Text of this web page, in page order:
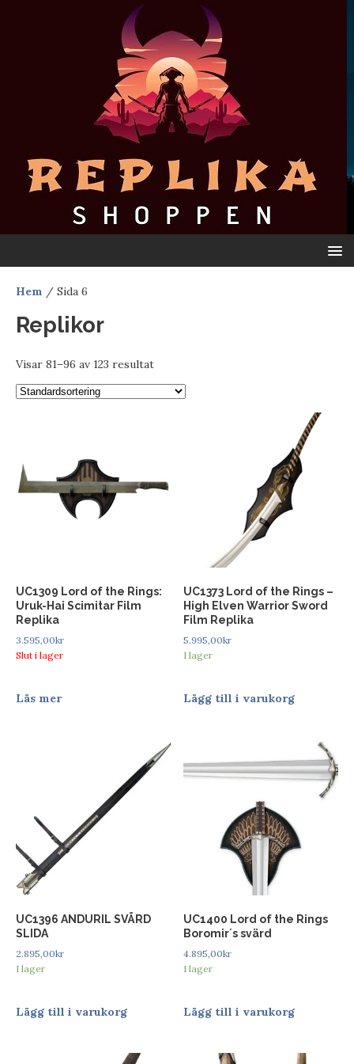
Hem / Sida 6
Replikor
Visar 81–96 av 123 resultat
UC1309 Lord of the Rings:
Uruk-Hai Scimitar Film
Replika
3.595,00kr
Slut i lager
Läs mer
UC1373 Lord of the Rings –
High Elven Warrior Sword
Film Replika
5.995,00kr
I lager
Lägg till i varukorg
UC1396 ANDURIL SVÄRD
SLIDA
2.895,00kr
I lager
Lägg till i varukorg
UC1400 Lord of the Rings
Boromir´s svärd
4.895,00kr
I lager
Lägg till i varukorg